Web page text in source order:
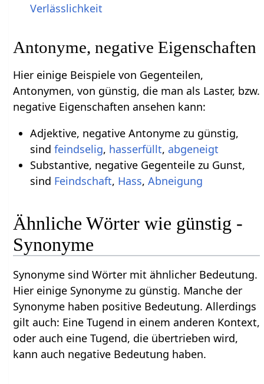
Verlässlichkeit
Antonyme, negative Eigenschaften
Hier einige Beispiele von Gegenteilen,
Antonymen, von günstig, die man als Laster, bzw.
negative Eigenschaften ansehen kann:
Adjektive, negative Antonyme zu günstig,
sind feindselig, hasserfüllt, abgeneigt
Substantive, negative Gegenteile zu Gunst,
sind Feindschaft, Hass, Abneigung
Ähnliche Wörter wie günstig -
Synonyme
Synonyme sind Wörter mit ähnlicher Bedeutung.
Hier einige Synonyme zu günstig. Manche der
Synonyme haben positive Bedeutung. Allerdings
gilt auch: Eine Tugend in einem anderen Kontext,
oder auch eine Tugend, die übertrieben wird,
kann auch negative Bedeutung haben.